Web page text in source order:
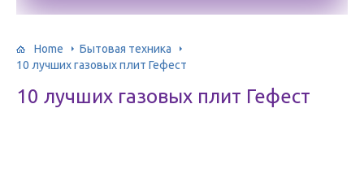
Home
Бытовая техника
10 лучших газовых плит Гефест
10 лучших газовых плит Гефест